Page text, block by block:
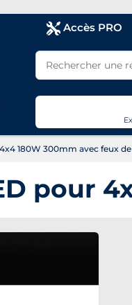
Accès PRO
180W 300mm avec feux de
pour